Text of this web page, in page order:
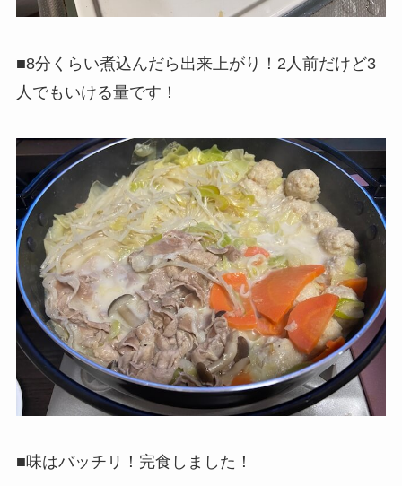
■8分くらい煮込んだら出来上がり！2人前だけど3
人でもいける量です！
■味はバッチリ！完食しました！